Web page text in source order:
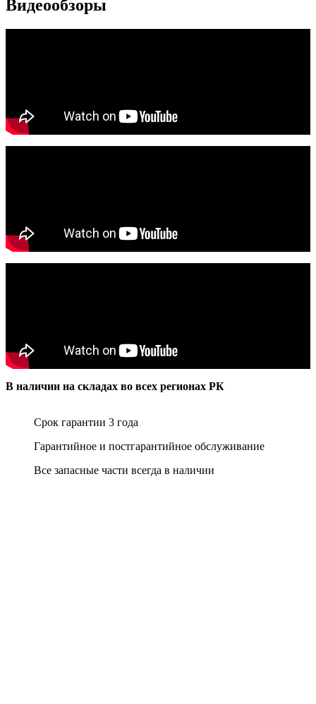
Видеообзоры
В наличии на складах во всех регионах РК
Срок гарантии 3 года
Гарантийное и постгарантийное обслуживание
Все запасные части всегда в наличии